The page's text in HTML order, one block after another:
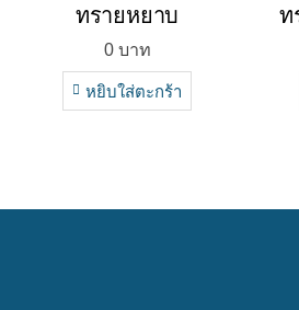
ทรายหยาบ
0 บาท
หยิบใส่ตะกร้า
ท